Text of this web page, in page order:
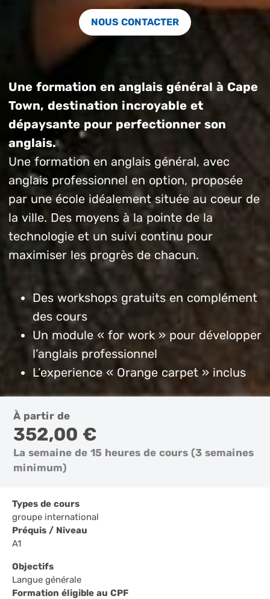
NOUS CONTACTER
Une formation en anglais général à Cape
Town, destination incroyable et
dépaysante pour perfectionner son
anglais.
Une formation en anglais général, avec
anglais professionnel en option, proposée
par une école idéalement située au coeur de
la ville. Des moyens à la pointe de la
technologie et un suivi continu pour
maximiser les progrès de chacun.
Des workshops gratuits en complément
des cours
Un module « for work » pour développer
l’anglais professionnel
L’experience « Orange carpet » inclus
À partir de
352,00 €
La semaine de 15 heures de cours (3 semaines
minimum)
Types de cours
groupe international
Préquis / Niveau
A1
Objectifs
Langue générale
Formation éligible au CPF